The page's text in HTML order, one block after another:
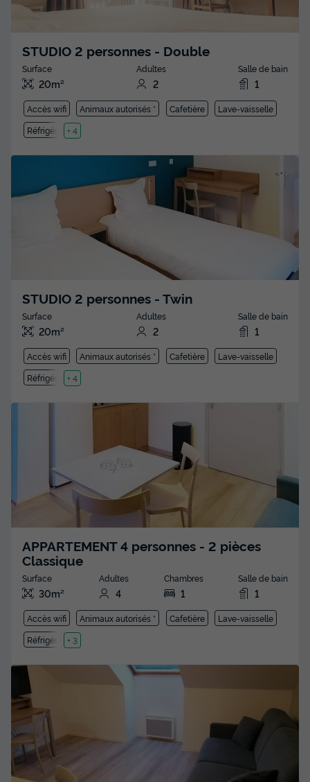
STUDIO 2 personnes - Double
Surface
20m²
Adultes
2
Salle de bain
1
Accès wifi Animaux autorisés * Cafetière
Lave-vaisselle
Réfrigérateur
+ 4
STUDIO 2 personnes - Twin
Surface
20m²
Adultes
2
Salle de bain
1
Accès wifi Animaux autorisés * Cafetière
Lave-vaisselle
Réfrigérateur
+ 4
APPARTEMENT 4 personnes - 2 pièces
Classique
Surface
30m²
Adultes
4
Chambres
1
Salle de bain
1
Accès wifi Animaux autorisés * Cafetière
Lave-vaisselle
Réfrigérateur
+ 3